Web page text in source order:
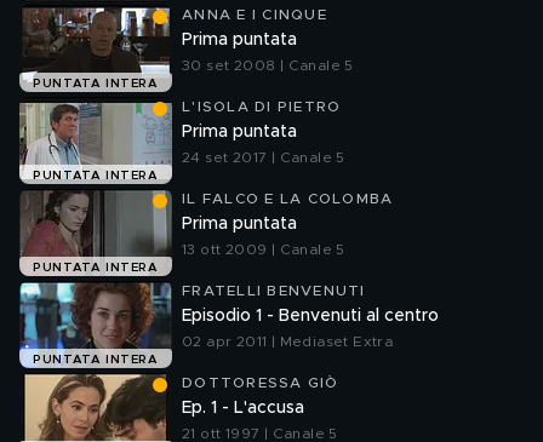
PUNTATA INTERA
ANNA E I CINQUE
Prima puntata
30 set 2008 | Canale 5
PUNTATA INTERA
L'ISOLA DI PIETRO
Prima puntata
24 set 2017 | Canale 5
PUNTATA INTERA
IL FALCO E LA COLOMBA
Prima puntata
13 ott 2009 | Canale 5
PUNTATA INTERA
FRATELLI BENVENUTI
Episodio 1 - Benvenuti al centro
02 apr 2011 | Mediaset Extra
DOTTORESSA GIÒ
Ep. 1 - L'accusa
21 ott 1997 | Canale 5